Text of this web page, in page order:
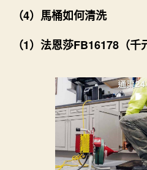
（4）馬桶如何清洗
（1）法恩莎FB16178（千